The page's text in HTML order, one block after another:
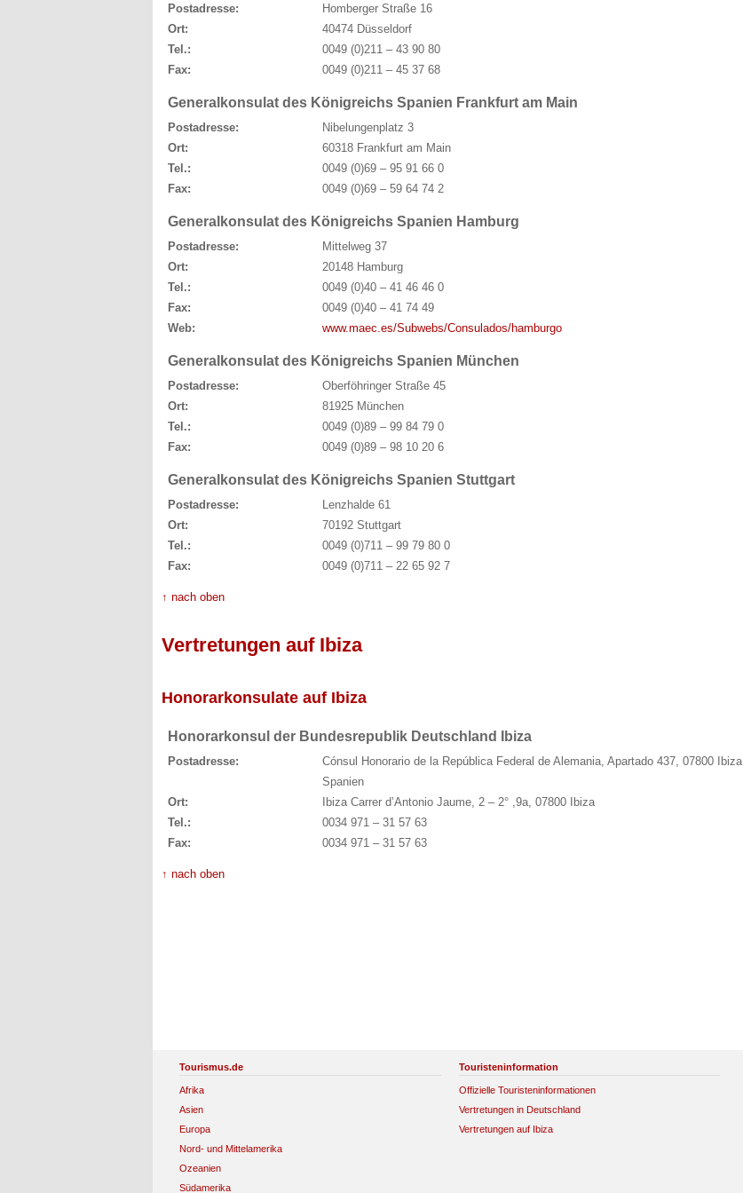
Postadresse:
Homberger Straße 16
Ort:
40474 Düsseldorf
Tel.:
0049 (0)211 – 43 90 80
Fax:
0049 (0)211 – 45 37 68
Generalkonsulat des Königreichs Spanien Frankfurt am Main
Postadresse:
Nibelungenplatz 3
Ort:
60318 Frankfurt am Main
Tel.:
0049 (0)69 – 95 91 66 0
Fax:
0049 (0)69 – 59 64 74 2
Generalkonsulat des Königreichs Spanien Hamburg
Postadresse:
Mittelweg 37
Ort:
20148 Hamburg
Tel.:
0049 (0)40 – 41 46 46 0
Fax:
0049 (0)40 – 41 74 49
Web:
www.maec.es/Subwebs/Consulados/hamburgo
Generalkonsulat des Königreichs Spanien München
Postadresse:
Oberföhringer Straße 45
Ort:
81925 München
Tel.:
0049 (0)89 – 99 84 79 0
Fax:
0049 (0)89 – 98 10 20 6
Generalkonsulat des Königreichs Spanien Stuttgart
Postadresse:
Lenzhalde 61
Ort:
70192 Stuttgart
Tel.:
0049 (0)711 – 99 79 80 0
Fax:
0049 (0)711 – 22 65 92 7
↑ nach oben
Vertretungen auf Ibiza
Honorarkonsulate auf Ibiza
Honorarkonsul der Bundesrepublik Deutschland Ibiza
Postadresse:
Cónsul Honorario de la República Federal de Alemania, Apartado 437, 07800 Ibiza,
Spanien
Ort:
Ibiza Carrer d’Antonio Jaume, 2 – 2° ,9a, 07800 Ibiza
Tel.:
0034 971 – 31 57 63
Fax:
0034 971 – 31 57 63
↑ nach oben
Tourismus.de
Afrika
Asien
Europa
Nord- und Mittelamerika
Ozeanien
Südamerika
Touristeninformation
Offizielle Touristeninformationen
Vertretungen in Deutschland
Vertretungen auf Ibiza